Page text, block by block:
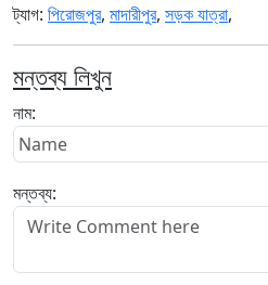
ট্যাগ: পিরোজপুর, মাদারীপুর, সড়ক যাত্রা,
মন্তব্য লিখুন
নাম:
মন্তব্য: